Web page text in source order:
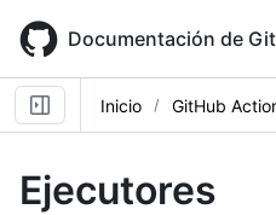
main
content
Documentación de
Inicio GitHub
Ejecutores